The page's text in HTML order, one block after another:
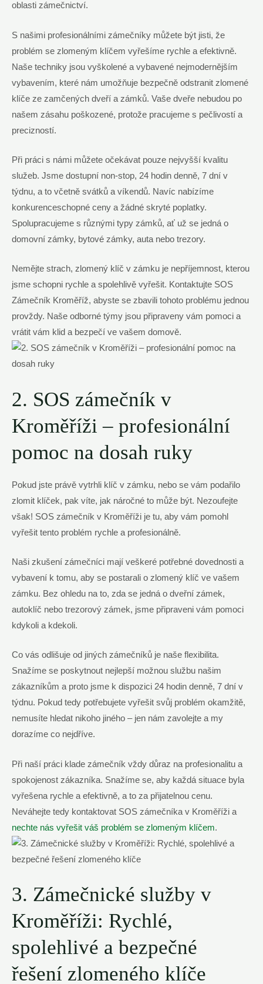
oblasti zámečnictví.
S našimi profesionálními zámečníky můžete být jisti, že
problém se zlomeným klíčem vyřešíme rychle a efektivně.
Naše techniky jsou vyškolené a vybavené nejmodernějším
vybavením, které nám umožňuje bezpečně odstranit zlomené
klíče ze zamčených dveří a zámků. Vaše dveře nebudou po
našem zásahu poškozené, protože pracujeme s pečlivostí a
precizností.
Při práci s námi můžete očekávat pouze nejvyšší kvalitu
služeb. Jsme dostupní non-stop, 24 hodin denně, 7 dní v
týdnu, a to včetně svátků a víkendů. Navíc nabízíme
konkurenceschopné ceny a žádné skryté poplatky.
Spolupracujeme s různými typy zámků, ať už se jedná o
domovní zámky, bytové zámky, auta nebo trezory.
Nemějte strach, zlomený klíč v zámku je nepříjemnost, kterou
jsme schopni rychle a spolehlivě vyřešit. Kontaktujte SOS
Zámečník Kroměříž, abyste se zbavili tohoto problému jednou
provždy. Naše odborné týmy jsou připraveny vám pomoci a
vrátit vám klid a bezpečí ve vašem domově.
2. SOS zámečník v
Kroměříži – profesionální
pomoc na dosah ruky
Pokud jste právě vytrhli klíč v zámku, nebo se vám podařilo
zlomit klíček, pak víte, jak náročné to může být. Nezoufejte
však! SOS zámečník v Kroměříži je tu, aby vám pomohl
vyřešit tento problém rychle a profesionálně.
Naši zkušení zámečníci mají veškeré potřebné dovednosti a
vybavení k tomu, aby se postarali o zlomený klíč ve vašem
zámku. Bez ohledu na to, zda se jedná o dveřní zámek,
autoklíč nebo trezorový zámek, jsme připraveni vám pomoci
kdykoli a kdekoli.
Co vás odlišuje od jiných zámečníků je naše flexibilita.
Snažíme se poskytnout nejlepší možnou službu našim
zákazníkům a proto jsme k dispozici 24 hodin denně, 7 dní v
týdnu. Pokud tedy potřebujete vyřešit svůj problém okamžitě,
nemusíte hledat nikoho jiného – jen nám zavolejte a my
dorazíme co nejdříve.
Při naší práci klade zámečník vždy důraz na profesionalitu a
spokojenost zákazníka. Snažíme se, aby každá situace byla
vyřešena rychle a efektivně, a to za přijatelnou cenu.
Neváhejte tedy kontaktovat SOS zámečníka v Kroměříži a
nechte nás vyřešit váš problém se zlomeným klíčem.
3. Zámečnické služby v
Kroměříži: Rychlé,
spolehlivé a bezpečné
řešení zlomeného klíče